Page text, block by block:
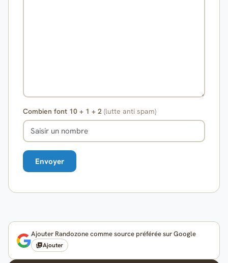
Combien font 10 + 1 + 2 (lutte anti spam)
Ajouter Randozone comme source préférée sur Google
Ajouter